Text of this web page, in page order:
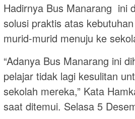
Hadirnya Bus Manarang ini
solusi praktis atas
murid-murid menuju ke
“Adanya Bus Manarang ini
pelajar tidak lagi kesulitan
sekolah mereka,” Kata
saat ditemui. Selasa 5